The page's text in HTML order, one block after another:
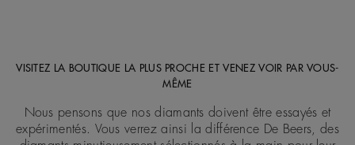
VISITEZ LA BOUTIQUE LA PLUS PROCHE ET VENEZ VOIR PAR VOUS-
MÊME
Nous pensons que nos diamants doivent être essayés et
expérimentés. Vous verrez ainsi la différence De Beers, des